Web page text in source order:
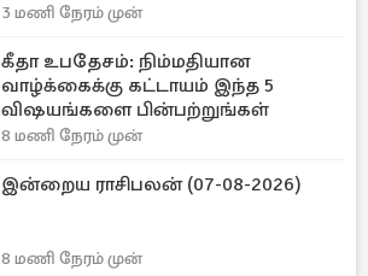
3 மணி நேரம் முன்
கீதா உபதேசம்: நிம்மதியான
வாழ்க்கைக்கு கட்டாயம் இந்த 5
விஷயங்களை பின்பற்றுங்கள்
8 மணி நேரம் முன்
இன்றைய ராசிபலன் (07-08-2026)
8 மணி நேரம் முன்